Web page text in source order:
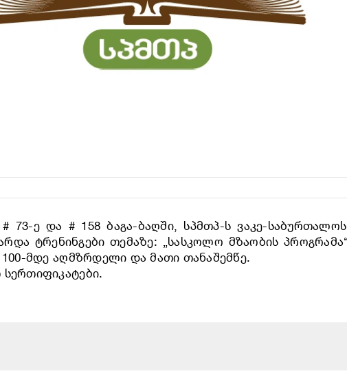
ე და # 158 ბაგა-ბაღში, სპმთპ-ს ვაკე-საბურთალოს
ტრენინგები თემაზე: „სასკოლო მზაობის
მდე აღმზრდელი და მათი თანაშემწე.